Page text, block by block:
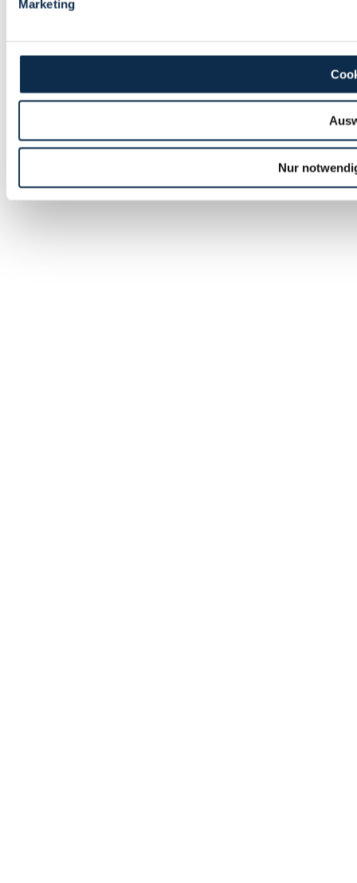
Marketing
Nur